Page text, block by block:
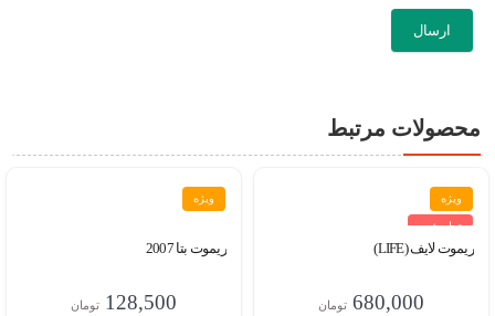
محصولات مرتبط
ویژه
تمام شده
ریموت لایف (LIFE)
680,000 تومان
ویژه
ریموت بتا 2007
128,500 تومان